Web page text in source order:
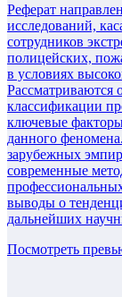
Реферат
исследований,
сотрудников
полицейских,
в условиях
Рассматриваются
классификации
ключевые
данного
зарубежных
современные
выводы о
дальнейших
Посмотреть